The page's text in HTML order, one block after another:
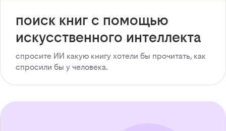
поиск книг с помощью
искусственного интеллекта
спросите ИИ какую книгу хотели бы прочитать, как
спросили бы у человека.